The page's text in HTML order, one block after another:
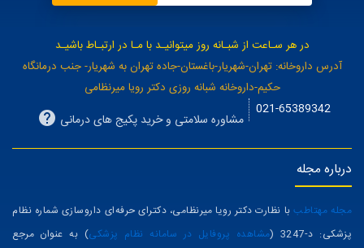
در هر سـاعت از شبـانه روز میتوانیـد با مـا در ارتبـاط باشیـد
آدرس داروخانه: تهران-شهریار-باغستان-جاده تهران به شهریار- جنب درمانگاه
حکیم-داروخانه شبانه روزی دکتر رویا میرنظامی
021-65389342
مشاوره سلامتی و خرید پکیج های درمانی
درباره مجله
مجله مهتاطببا نظارت دکتر رویا میرنظامی، دکترای حرفه‌ای داروسازی شماره نظام
پزشکی: د-3247 (
مشاهده پروفایل در سامانه نظام پزشکی) به عنوان مرجع